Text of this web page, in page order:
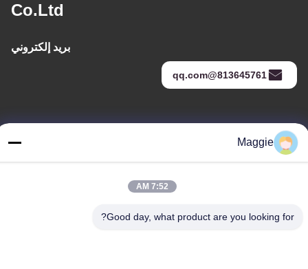
Co.Ltd
بريد إلكتروني
813645761@qq.com
عنوان
تشانتشينغ، مدينة فوشان، مقاطعة "غوانغدونغ
هاتف
Maggie
7:52 AM
Good day, what product are you looking for?